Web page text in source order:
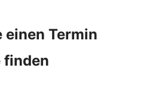
einen Termin
finden